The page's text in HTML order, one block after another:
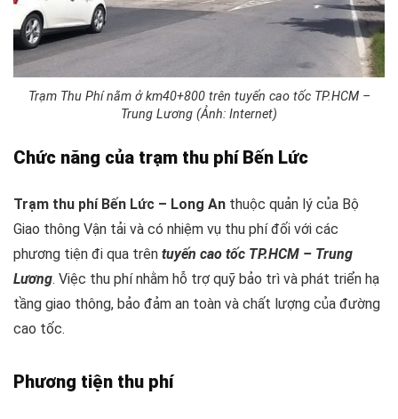
Trạm Thu Phí nằm ở km40+800 trên tuyến cao tốc TP.HCM –
Trung Lương (Ảnh: Internet)
Chức năng của trạm thu phí Bến Lức
Trạm thu phí Bến Lức – Long An thuộc quản lý của Bộ
Giao thông Vận tải và có nhiệm vụ thu phí đối với các
phương tiện đi qua trên tuyến cao tốc TP.HCM – Trung
Lương. Việc thu phí nhằm hỗ trợ quỹ bảo trì và phát triển hạ
tầng giao thông, bảo đảm an toàn và chất lượng của đường
cao tốc.
Phương tiện thu phí